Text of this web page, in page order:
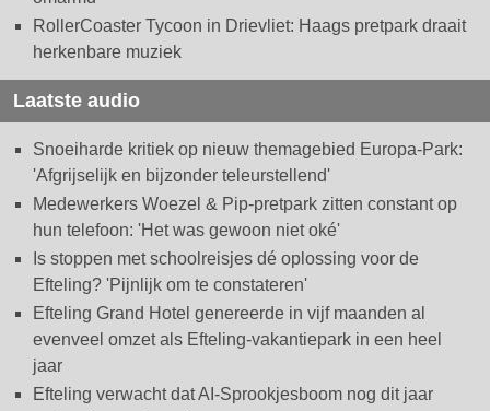
RollerCoaster Tycoon in Drievliet: Haags pretpark draait
herkenbare muziek
Laatste audio
Snoeiharde kritiek op nieuw themagebied Europa-Park:
'Afgrijselijk en bijzonder teleurstellend'
Medewerkers Woezel & Pip-pretpark zitten constant op
hun telefoon: 'Het was gewoon niet oké'
Is stoppen met schoolreisjes dé oplossing voor de
Efteling? 'Pijnlijk om te constateren'
Efteling Grand Hotel genereerde in vijf maanden al
evenveel omzet als Efteling-vakantiepark in een heel
jaar
Efteling verwacht dat AI-Sprookjesboom nog dit jaar